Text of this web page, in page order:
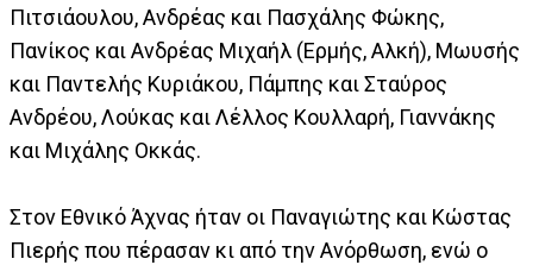
Πιτσιάουλου, Ανδρέας και Πασχάλης Φώκης,
Πανίκος και Ανδρέας Μιχαήλ (Ερμής, Αλκή), Μωυσής
και Παντελής Κυριάκου, Πάμπης και Σταύρος
Ανδρέου, Λούκας και Λέλλος Κουλλαρή, Γιαννάκης
και Μιχάλης Οκκάς.
Στον Εθνικό Άχνας ήταν οι Παναγιώτης και Κώστας
Πιερής που πέρασαν κι από την Ανόρθωση, ενώ ο